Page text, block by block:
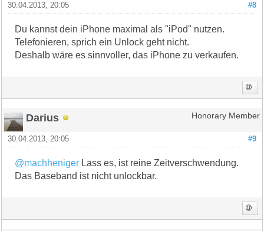
#8
30.04.2013, 20:05
Du kannst dein iPhone maximal als ''iPod'' nutzen.
Telefonieren, sprich ein Unlock geht nicht.
Deshalb wäre es sinnvoller, das iPhone zu verkaufen.
Darius Honorary Member
#9
30.04.2013, 20:05
@machheniger Lass es, ist reine Zeitverschwendung.
Das Baseband ist nicht unlockbar.